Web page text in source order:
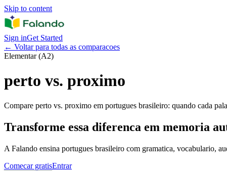
Skip to content
Sign inGet Started
← Voltar para todas as comparacoes
Elementar (A2)
perto vs. proximo
Compare perto vs. proximo em portugues brasileiro: quando cada
Transforme essa diferenca em memoria
A Falando ensina portugues brasileiro com gramatica, vocabulario,
Comecar gratisEntrar